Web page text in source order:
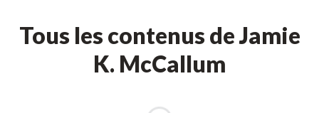
Tous les contenus de Jamie
K. McCallum